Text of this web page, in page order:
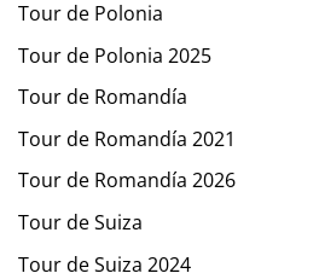
Tour de Polonia
Tour de Polonia 2025
Tour de Romandía
Tour de Romandía 2021
Tour de Romandía 2026
Tour de Suiza
Tour de Suiza 2024